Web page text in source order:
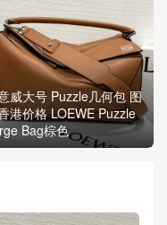
威大号 Puzzle几何包 图
港价格 LOEWE Puzzle
Bag棕色